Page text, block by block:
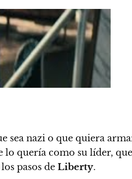
sea nazi o que quiera
lo quería como su líder,
pasos de Liberty.